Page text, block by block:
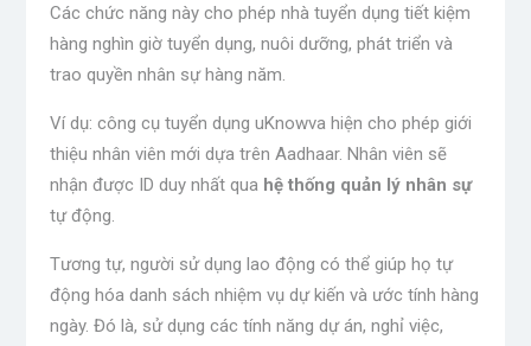
Các chức năng này cho phép nhà tuyển dụng tiết kiệm
hàng nghìn giờ tuyển dụng, nuôi dưỡng, phát triển và
trao quyền nhân sự hàng năm.
Ví dụ: công cụ tuyển dụng uKnowva hiện cho phép giới
thiệu nhân viên mới dựa trên Aadhaar. Nhân viên sẽ
nhận được ID duy nhất qua hệ thống quản lý nhân sự
tự động.
Tương tự, người sử dụng lao động có thể giúp họ tự
động hóa danh sách nhiệm vụ dự kiến ​​và ước tính hàng
ngày. Đó là, sử dụng các tính năng dự án, nghỉ việc,